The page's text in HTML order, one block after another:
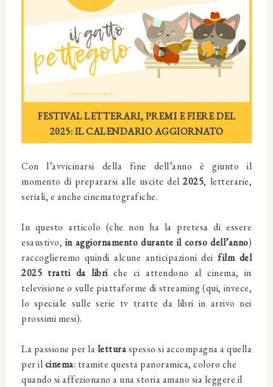
FESTIVAL LETTERARI, PREMI E FIERE DEL
2025: IL CALENDARIO AGGIORNATO
Con l’avvicinarsi della fine dell’anno è giunto il
momento di prepararsi alle uscite del2025, letterarie,
seriali, e anche cinematografiche.
In questo articolo (che non ha la pretesa di essere
esaustivo, in aggiornamento durante il corso dell’anno)
raccoglieremo quindi alcune anticipazioni deifilm del
2025 tratti da libriche ci attendono al cinema, in
televisione o sulle piattaforme di streaming (qui, invece,
lo speciale sulle serie tv tratte da libri in arrivo nei
prossimi mesi).
La passione per laletturaspesso si accompagna a quella
per ilcinema: tramite questa panoramica, coloro che
quando si affezionano a una storia amano sia leggere il